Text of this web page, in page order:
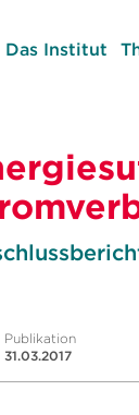
Das Institut
Publikation
31.03.2017